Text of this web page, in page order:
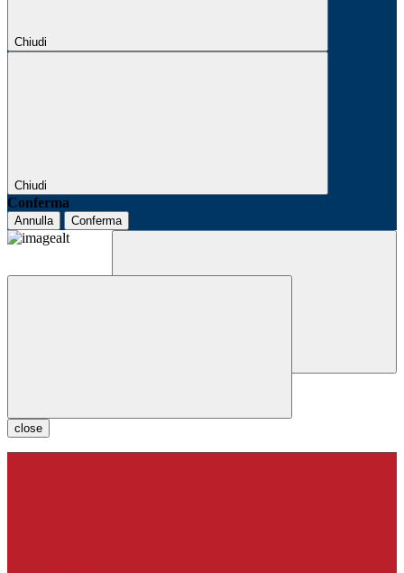
Chiudi
Chiudi
Conferma
Annulla Conferma
close